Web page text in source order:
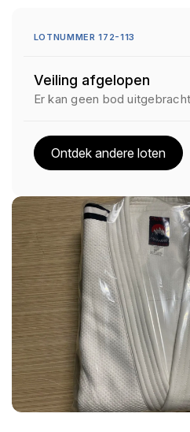
LOTNUMMER 172-113
Veiling afgelopen
Er kan geen bod
Ontdek andere loten